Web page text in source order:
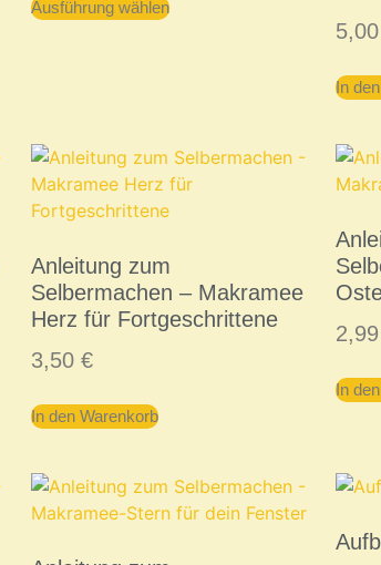
Ausführung wählen
5,00
In
Anleitung zum
Selbermachen – Makramee
Herz für Fortgeschrittene
3,50 €
In den Warenkorb
2,99
In